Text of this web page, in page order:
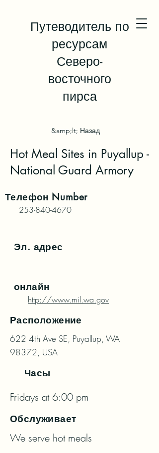
Путеводитель по
ресурсам
Северо-
восточного
пирса
&amp;lt; Назад
Hot Meal Sites in Puyallup -
National Guard Armory
Телефон Number
253-840-4670
Эл. адрес
онлайн
http://www.mil.wa.gov
Расположение
622 4th Ave SE, Puyallup, WA
98372, USA
Часы
Fridays at 6:00 pm
Обслуживает
We serve hot meals